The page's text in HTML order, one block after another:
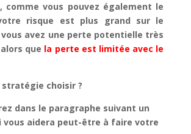
comme vous pouvez également le
risque est plus grand sur le
avez une perte potentielle très
que la perte est limitée avec le
choisir ?
dans le paragraphe suivant un
vous aidera peut-être à faire votre